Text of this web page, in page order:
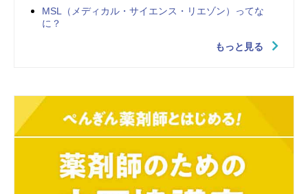
MSL（メディカル・サイエンス・リエゾン）ってな
に？
もっと見る